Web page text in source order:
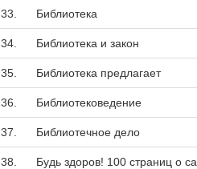
33. Библиотека
34. Библиотека и закон
35. Библиотека предлагает
36. Библиотековедение
37. Библиотечное дело
38. Будь здоров! 100 страниц о